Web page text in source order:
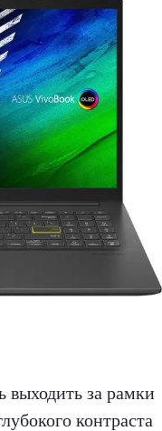
выходить за рамки
контраста